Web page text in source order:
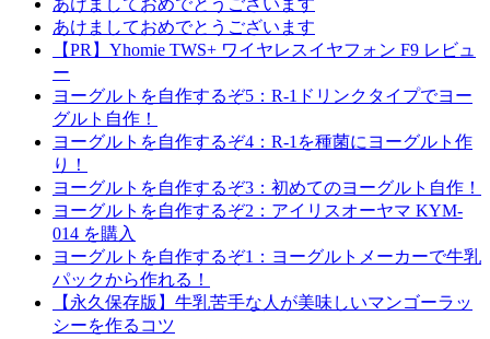
あけましておめでとうございます
あけましておめでとうございます
【PR】Yhomie TWS+ ワイヤレスイヤフォン F9 レビュ
ー
ヨーグルトを自作するぞ5：R-1ドリンクタイプでヨー
グルト自作！
ヨーグルトを自作するぞ4：R-1を種菌にヨーグルト作
り！
ヨーグルトを自作するぞ3：初めてのヨーグルト自作！
ヨーグルトを自作するぞ2：アイリスオーヤマ KYM-
014 を購入
ヨーグルトを自作するぞ1：ヨーグルトメーカーで牛乳
パックから作れる！
【永久保存版】牛乳苦手な人が美味しいマンゴーラッ
シーを作るコツ